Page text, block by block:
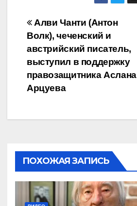
Навигация
по
записям
Алви Чанти (Антон
Волк), чеченский и
австрийский писатель,
выступил в поддержку
правозащитника Аслана
Арцуева
ПОХОЖАЯ ЗАПИСЬ